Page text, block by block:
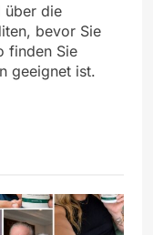
über die
bevor Sie
finden Sie
geeignet ist.